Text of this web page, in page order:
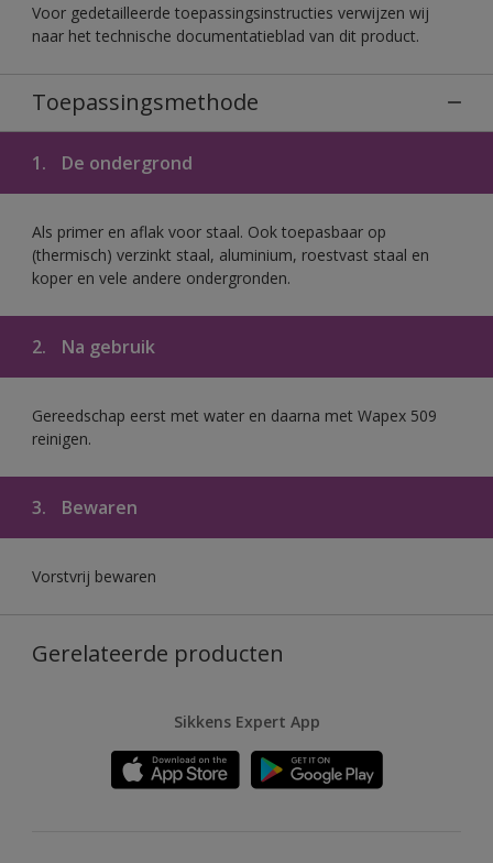
Voor gedetailleerde toepassingsinstructies verwijzen wij
naar het technische documentatieblad van dit product.
Toepassingsmethode
1. De ondergrond
Als primer en aflak voor staal. Ook toepasbaar op
(thermisch) verzinkt staal, aluminium, roestvast staal en
koper en vele andere ondergronden.
2. Na gebruik
Gereedschap eerst met water en daarna met Wapex 509
reinigen.
3. Bewaren
Vorstvrij bewaren
Gerelateerde producten
Sikkens Expert App